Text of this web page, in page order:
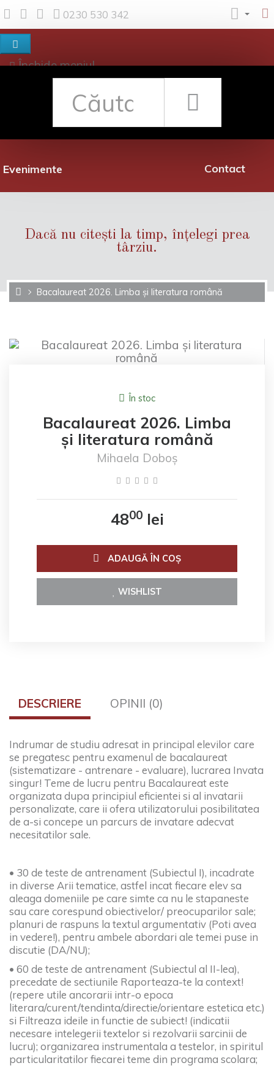
0230 530 342
Închide meniul
Evenimente
Rețea librării
Contact
Dacă nu citești la timp, înțelegi prea
târziu.
Bacalaureat 2026. Limba și literatura română
În stoc
Bacalaureat 2026. Limba
și literatura română
Mihaela Doboș
4800lei
ADAUGĂ ÎN COŞ
WISHLIST
DESCRIERE OPINII (0)
Indrumar de studiu adresat in principal elevilor care
se pregatesc pentru examenul de bacalaureat
(sistematizare - antrenare - evaluare), lucrarea Invata
singur! Teme de lucru pentru Bacalaureat este
organizata dupa principiul eficientei si al invatarii
personalizate, care ii ofera utilizatorului posibilitatea
de a-si concepe un parcurs de invatare adecvat
necesitatilor sale.
• 30 de teste de antrenament (Subiectul I), incadrate
in diverse Arii tematice, astfel incat fiecare elev sa
aleaga domeniile pe care simte ca nu le stapaneste
sau care corespund obiectivelor/ preocuparilor sale;
planuri de raspuns la textul argumentativ (Poti avea
in vedere!), pentru ambele abordari ale temei puse in
discutie (DA/NU);
• 60 de teste de antrenament (Subiectul al II-lea),
precedate de sectiunile Raporteaza-te la context!
(repere utile ancorarii intr-o epoca
literara/curent/tendinta/directie/orientare estetica etc.)
si Filtreaza ideile in functie de subiect! (indicatii
necesare intelegerii textelor si rezolvarii sarcinii de
lucru); organizarea instrumentala a testelor, in spiritul
particularitatilor fiecarei teme din programa scolara;